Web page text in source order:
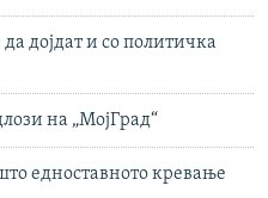
дојдат и со политичка
на „МојГрад“
едноставното кревање